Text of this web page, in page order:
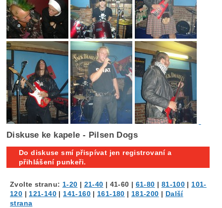
Diskuse ke kapele - Pilsen Dogs
Do diskuse smí přispívat jen registrovaní a
přihlášení punkeři.
Zvolte stranu: 1-20 | 21-40 | 41-60 | 61-80 | 81-100 | 101-
120 | 121-140 | 141-160| 161-180 | 181-200 | Další
strana